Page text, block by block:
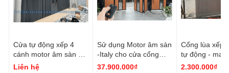
Cửa tự động xếp 4
cánh motor âm sàn Ý |
Cửa cổng hiện đại cao
Liên hệ
Sử dụng Motor âm sàn
-Italy cho cửa cổng
xếp 4 cánh
37.900.000₫
Cổng lùa xếp
tự động -
tiện lợi và an
2.300.000₫